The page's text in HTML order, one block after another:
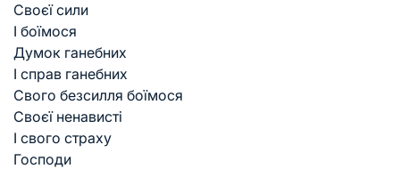
Своєї сили
І боїмося
Думок ганебних
І справ ганебних
Свого безсилля боїмося
Своєї ненависті
І свого страху
Господи